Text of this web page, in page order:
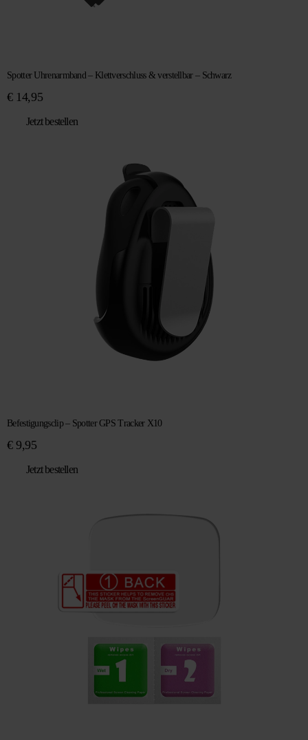
Spotter Uhrenarmband – Klettverschluss & verstellbar – Schwarz
€14,95
Jetzt bestellen
Befestigungsclip – Spotter GPS Tracker X10
€9,95
Jetzt bestellen